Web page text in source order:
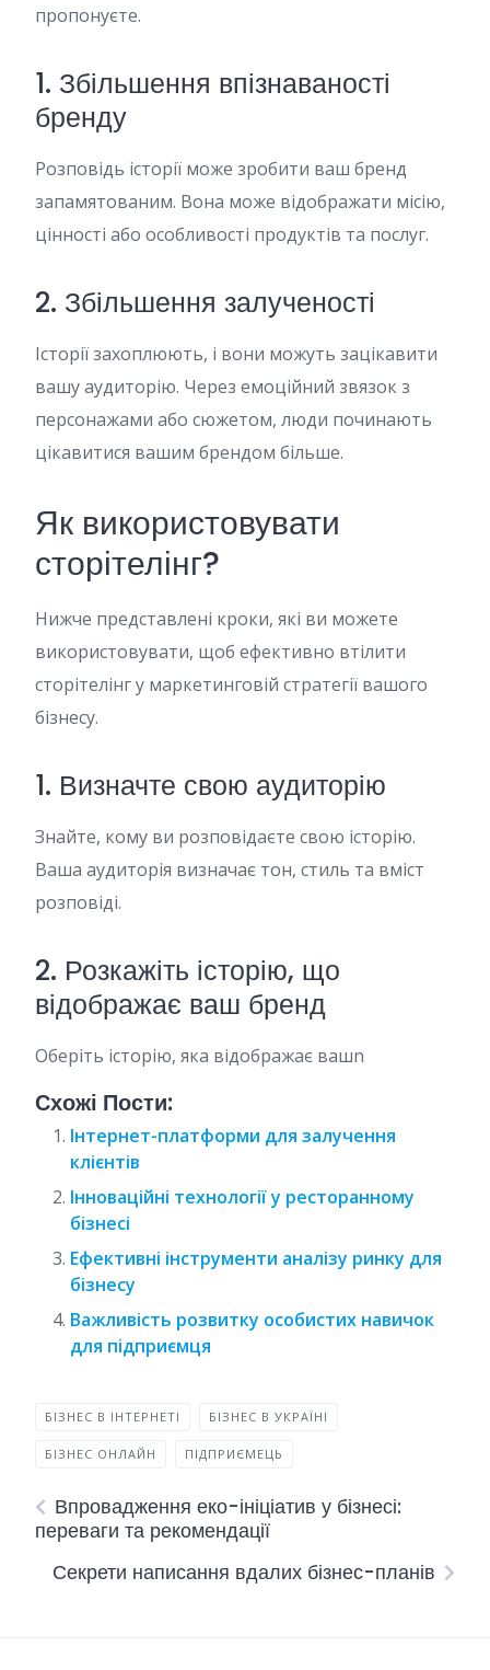
пропонуєте.
1. Збільшення впізнаваності
бренду
Розповідь історії може зробити ваш бренд
запамятованим. Вона може відображати місію,
цінності або особливості продуктів та послуг.
2. Збільшення залученості
Історії захоплюють, і вони можуть зацікавити
вашу аудиторію. Через емоційний звязок з
персонажами або сюжетом, люди починають
цікавитися вашим брендом більше.
Як використовувати
сторітелінг?
Нижче представлені кроки, які ви можете
використовувати, щоб ефективно втілити
сторітелінг у маркетинговій стратегії вашого
бізнесу.
1. Визначте свою аудиторію
Знайте, кому ви розповідаєте свою історію.
Ваша аудиторія визначає тон, стиль та вміст
розповіді.
2. Розкажіть історію, що
відображає ваш бренд
Оберіть історію, яка відображає вашn
Схожі Пости:
Інтернет-платформи для залучення
клієнтів
Інноваційні технології у ресторанному
бізнесі
Ефективні інструменти аналізу ринку для
бізнесу
Важливість розвитку особистих навичок
для підприємця
БІЗНЕС В ІНТЕРНЕТІ БІЗНЕС В УКРАЇНІ
БІЗНЕС ОНЛАЙН ПІДПРИЄМЕЦЬ
Впровадження еко-ініціатив у бізнесі:
переваги та рекомендації
Секрети написання вдалих бізнес-планів